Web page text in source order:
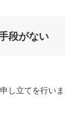
段がない
し立てを行いま